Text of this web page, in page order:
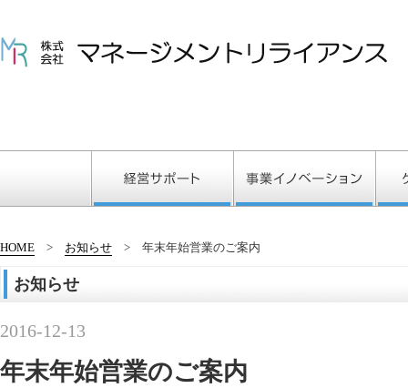
HOME お知らせ 年末年始営業のご案内
お知らせ
2016-12-13
年末年始営業のご案内